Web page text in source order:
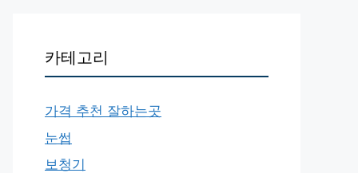
카테고리
가격 추천 잘하는곳
눈썹
보청기